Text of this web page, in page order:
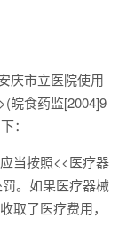
庆市立医院使用
皖食药监[2004]9
：
当按照<<医疗器
。如果医疗器械
取了医疗费用，